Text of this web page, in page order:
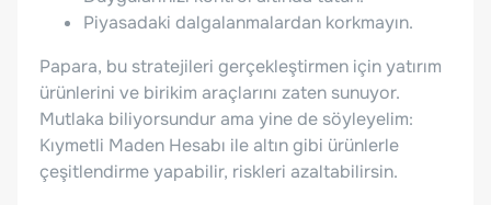
Piyasadaki dalgalanmalardan korkmayın.
Papara, bu stratejileri gerçekleştirmen için yatırım
ürünlerini ve birikim araçlarını zaten sunuyor.
Mutlaka biliyorsundur ama yine de söyleyelim:
Kıymetli Maden Hesabı ile altın gibi ürünlerle
çeşitlendirme yapabilir, riskleri azaltabilirsin.